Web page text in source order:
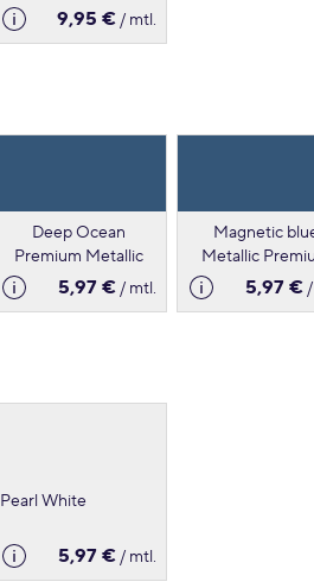
(RCF),
Kontrastfarbe: Black
9,95 €/ mtl.
Deep Ocean
Premium Metallic
5,97 €/ mtl.
Magnetic
Metallic
Lackierung5,97 €
Pearl White
5,97 €/ mtl.